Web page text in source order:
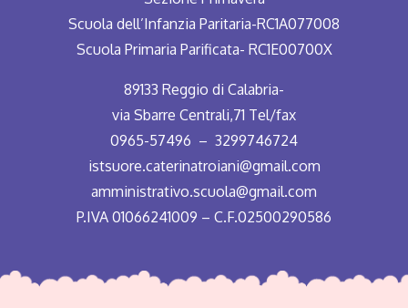
Scuola dell’Infanzia Paritaria-RC1A077008
Scuola Primaria Parificata- RC1E00700X
89133 Reggio di Calabria-
via Sbarre Centrali,71 Tel/fax
0965-57496 – 3299746724
istsuore.caterinatroiani@gmail.com
amministrativo.scuola@gmail.com
P.IVA 01066241009 – C.F.02500290586